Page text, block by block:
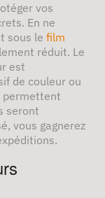
vos
En ne
sous le film
réduit. Le
est
de couleur ou
permettent
seront
vous gagnerez